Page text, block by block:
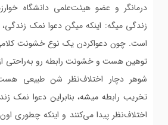
درمانگر و عضو هیئت‌علمی دانشگاه
زندگی میگه: اینکه میگن دعوا نمک
است. چون دعواکردن یک نوع خشونت
توهین هست و خشونت رابطه رو به‌راحتی از
شوهر دچار اختلاف‌نظر شن طبیعی
تخریب رابطه میشه، بنابراین دعوا نمک
اختلاف‌نظر پیدا می‌کنند و اینکه چطوری